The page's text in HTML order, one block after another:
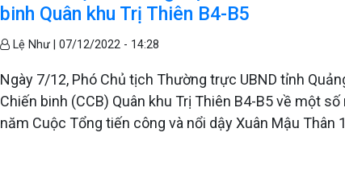
binh Quân khu Trị Thiên B4-B5
Lệ Như |07/12/2022 - 14:28
Ngày 7/12, Phó Chủ tịch Thường trực UBND tỉnh
Chiến binh (CCB) Quân khu Trị Thiên B4-B5 về một
năm Cuộc Tổng tiến công và nổi dậy Xuân Mậu Thân